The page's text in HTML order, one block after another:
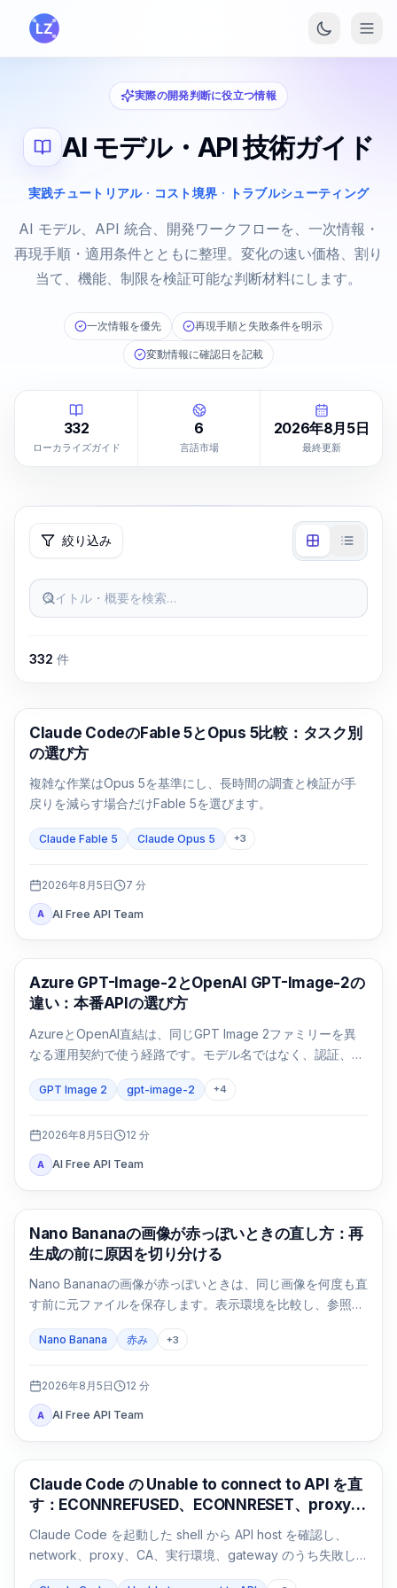
メインコンテンツへスキップ
実際の開発判断に役立つ情報
AI モデル・API 技術ガイド
実践チュートリアル · コスト境界 · トラブルシューティング
AI モデル、API 統合、開発ワークフローを、一次情報・
再現手順・適用条件とともに整理。変化の速い価格、割り
当て、機能、制限を検証可能な判断材料にします。
一次情報を優先 再現手順と失敗条件を明示
変動情報に確認日を記載
332
ローカライズガイド
6
言語市場
2026年8月5日
最終更新
絞り込み
タイトル・概要を検索…
332 件
Claude Code
Claude CodeのFable 5とOpus 5比較：タスク別
の選び方
複雑な作業はOpus 5を基準にし、長時間の調査と検証が手
戻りを減らす場合だけFable 5を選びます。
Claude Fable 5 Claude Opus 5 +3
2026年8月5日 7 分
A AI Free API Team
AI画像生成
Azure GPT-Image-2とOpenAI GPT-Image-2の
違い：本番APIの選び方
AzureとOpenAI直結は、同じGPT Image 2ファミリーを異
なる運用契約で使う経路です。モデル名ではなく、認証、リ
GPT Image 2 gpt-image-2 +4
2026年8月5日 12 分
A AI Free API Team
AI画像生成
Nano Bananaの画像が赤っぽいときの直し方：再
生成の前に原因を切り分ける
Nano Bananaの画像が赤っぽいときは、同じ画像を何度も直
す前に元ファイルを保存します。表示環境を比較し、参照画
像なしの基準画像を1回作り、変数を一つずつ戻します。
Nano Banana 赤み +3
2026年8月5日 12 分
A AI Free API Team
Claude Code
Claude Code の Unable to connect to API を直
す：ECONNREFUSED、ECONNRESET、proxy
Claude Code を起動した shell から API host を確認し、
network、proxy、CA、実行環境、gateway のうち失敗し